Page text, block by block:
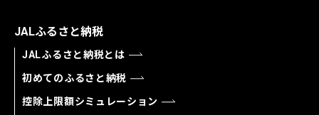
JALふるさと納税
JALふるさと納税とは
初めてのふるさと納税
控除上限額シミュレーション